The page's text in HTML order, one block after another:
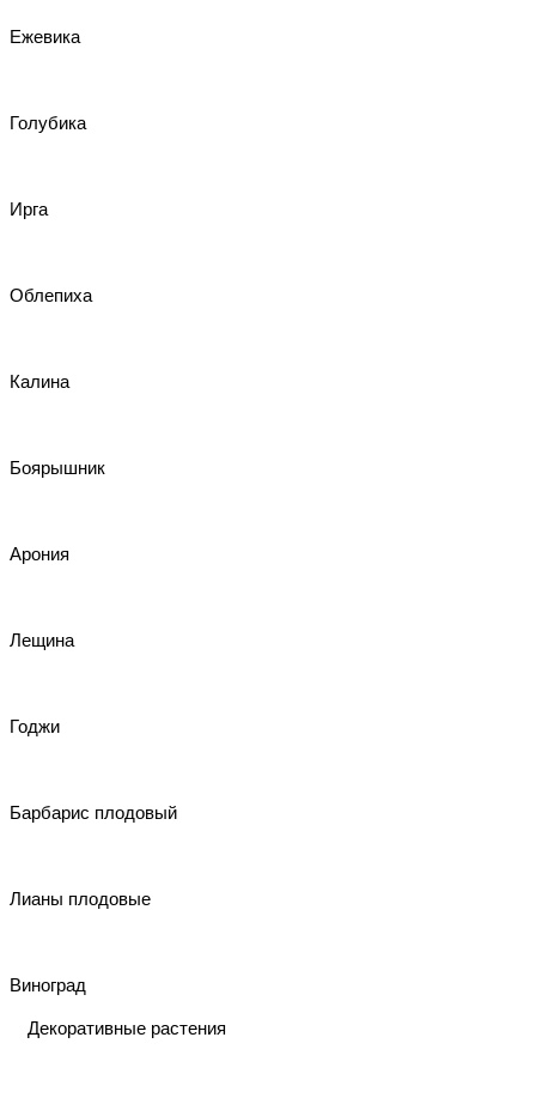
Ежевика
Голубика
Ирга
Облепиха
Калина
Боярышник
Арония
Лещина
Годжи
Барбарис плодовый
Лианы плодовые
Виноград
Декоративные растения